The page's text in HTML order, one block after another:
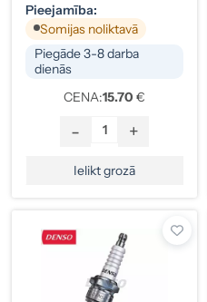
Pieejamība:
Somijas noliktavā
Piegāde 3-8 darba
dienās
CENA:15.70 €
- +
Ielikt grozā